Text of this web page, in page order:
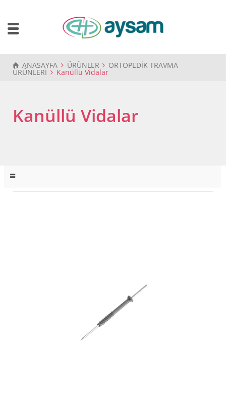
ANASAYFA ÜRÜNLER ORTOPEDİK TRAVMA
ÜRÜNLERİ Kanüllü Vidalar
Kanüllü Vidalar